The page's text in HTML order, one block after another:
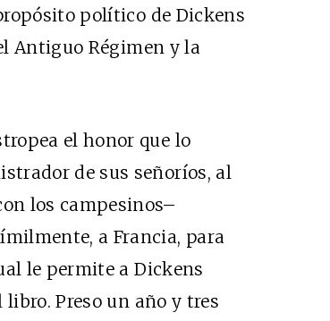
político de Dickens
Antiguo Régimen y la
el honor que lo
de sus señoríos, al
los campesinos–
a Francia, para
le permite a Dickens
Preso un año y tres